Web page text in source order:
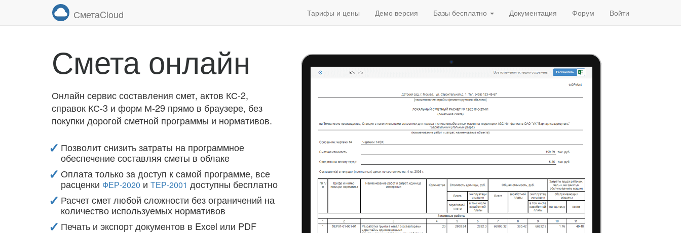
СметаCloud Тарифы и цены Демо версия Базы бесплатно Документация Форум Войти
Смета онлайн
Онлайн сервис составления смет, актов КС-2,
справок КС-3 и форм М-29 прямо в браузере, без
покупки дорогой сметной программы и нормативов.
Позволит снизить затраты на программное
обеспечение составляя сметы в облаке
Оплата только за доступ к самой программе, все
расценки ФЕР-2020и ТЕР-2001 доступны бесплатно
Расчет смет любой сложности без ограничений на
количество используемых нормативов
Печать и экспорт документов в Excel или PDF